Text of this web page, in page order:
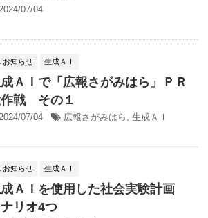
07/04
お知らせ 生成ＡＩ
ＡＩで「広報さがみはら」ＰＲ
戦 その１
2024/07/04 広報さがみはら 生成ＡＩ
お知らせ 生成ＡＩ
ＡＩを使用した社会実験計画
リオ4つ